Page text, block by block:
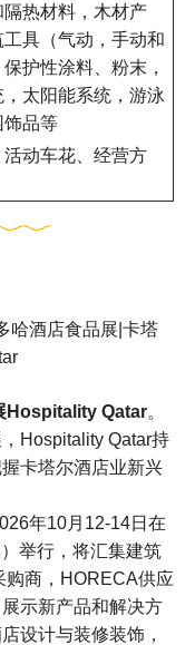
热材料，木材产
具（气动，手动和
护性涂料、粉末，
太阳能系统，游泳
饰品等
动车花、经营方
哈酒店食品展|卡塔
Hospitality Qatar。
Hospitality Qatar持
卡塔尔酒店业新兴
年10月12-14日在
举行，将汇集建筑
购商，HORECA供应
示新产品和解决方
设计与装修装饰，